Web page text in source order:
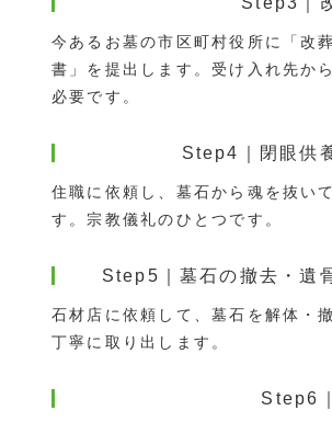
今あるお墓の市区町村役所に「改
書」を提出します。受け入れ先か
必要です。
Step4｜閉眼供
住職に依頼し、墓石から魂を抜い
す。宗教儀礼のひとつです。
Step5｜墓石の撤去・遺
石材店に依頼して、墓石を解体・
丁寧に取り出します。
Step6